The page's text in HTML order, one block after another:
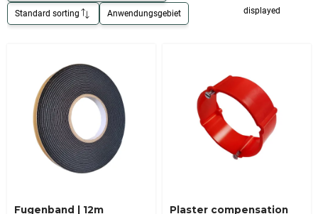
Standard sorting Anwendungsgebiet
displayed
Fugenband | 12m
Plaster compensation